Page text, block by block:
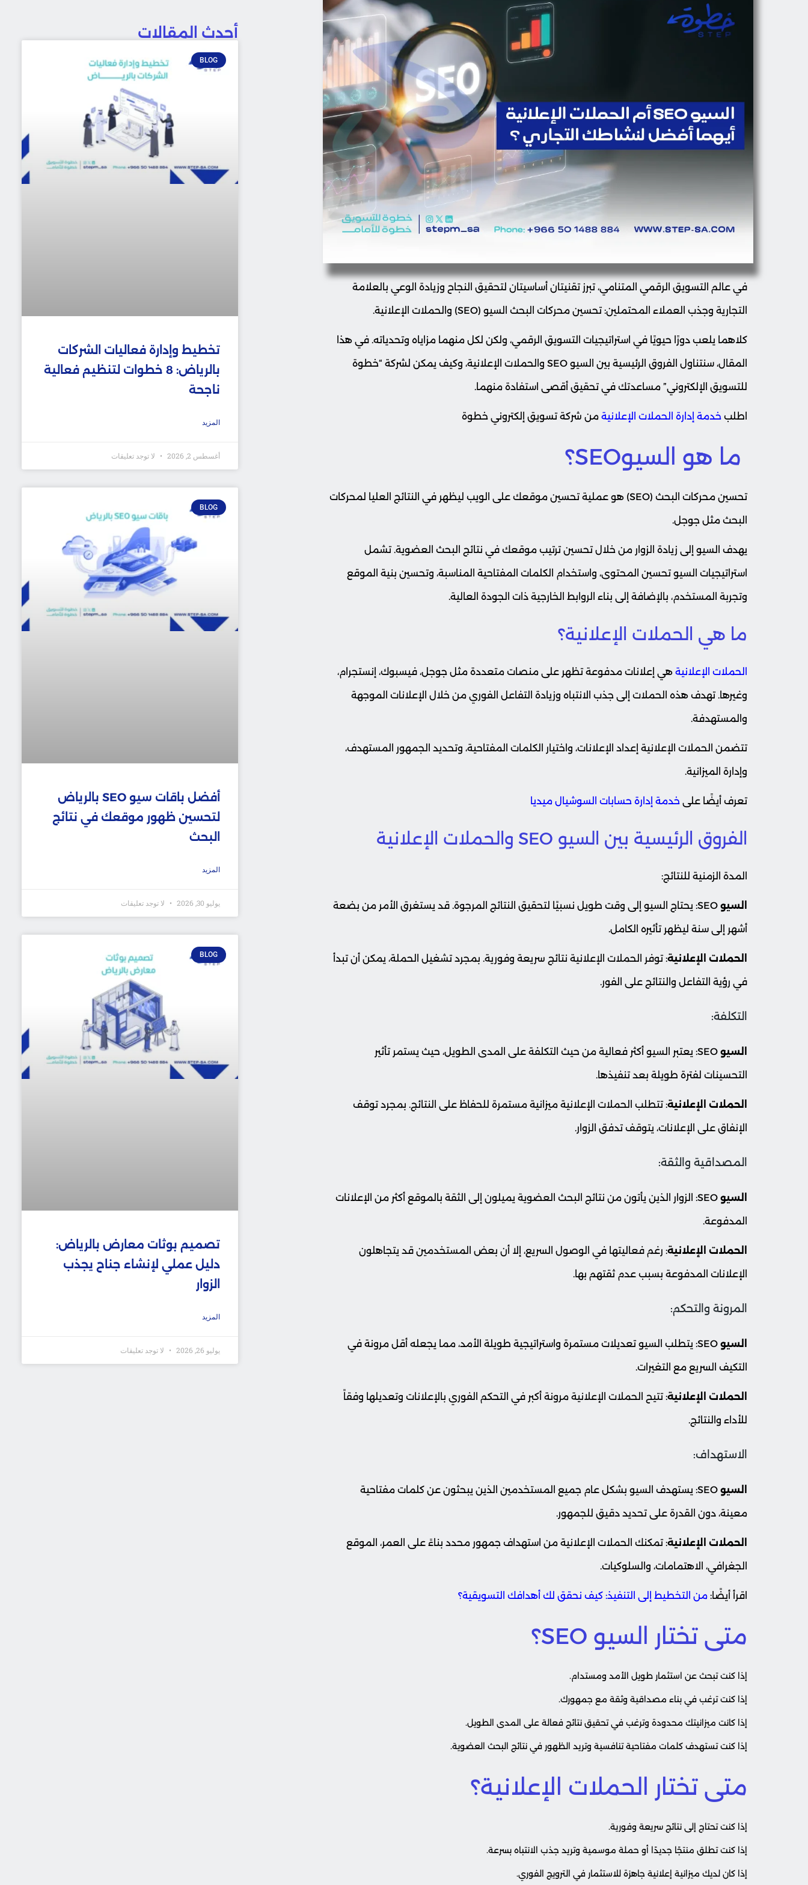
في عالم التسويق الرقمي المتنامي، تبرز تقنيتان أساسيتان لتحقيق النجاح وزيادة الوعي بالعلامة
التجارية وجذب العملاء المحتملين: تحسين محركات البحث السيو (SEO) والحملات الإعلانية.
كلاهما يلعب دورًا حيويًا في استراتيجيات التسويق الرقمي، ولكن لكل منهما مزاياه وتحدياته. في هذا
المقال، سنتناول الفروق الرئيسية بين السيو SEO والحملات الإعلانية، وكيف يمكن لشركة “خطوة
للتسويق الإلكتروني” مساعدتك في تحقيق أقصى استفادة منهما.
اطلب خدمة إدارة الحملات الإعلانية من شركة تسويق إلكتروني خطوة
ما هو السيوSEO؟
تحسين محركات البحث (SEO) هو عملية تحسين موقعك على الويب ليظهر في النتائج العليا لمحركات
البحث مثل جوجل.
يهدف السيو إلى زيادة الزوار من خلال تحسين ترتيب موقعك في نتائج البحث العضوية. تشمل
استراتيجيات السيو تحسين المحتوى، واستخدام الكلمات المفتاحية المناسبة، وتحسين بنية الموقع
وتجربة المستخدم، بالإضافة إلى بناء الروابط الخارجية ذات الجودة العالية.
ما هي الحملات الإعلانية؟
الحملات الإعلانية هي إعلانات مدفوعة تظهر على منصات متعددة مثل جوجل، فيسبوك، إنستجرام،
وغيرها. تهدف هذه الحملات إلى جذب الانتباه وزيادة التفاعل الفوري من خلال الإعلانات الموجهة
والمستهدفة.
تتضمن الحملات الإعلانية إعداد الإعلانات، واختيار الكلمات المفتاحية، وتحديد الجمهور المستهدف،
وإدارة الميزانية.
تعرف أيضًا على خدمة إدارة حسابات السوشيال ميديا
الفروق الرئيسية بين السيو SEO والحملات الإعلانية
المدة الزمنية للنتائج:
السيو SEO: يحتاج السيو إلى وقت طويل نسبيًا لتحقيق النتائج المرجوة. قد يستغرق الأمر من بضعة
أشهر إلى سنة ليظهر تأثيره الكامل.
الحملات الإعلانية: توفر الحملات الإعلانية نتائج سريعة وفورية. بمجرد تشغيل الحملة، يمكن أن تبدأ
في رؤية التفاعل والنتائج على الفور.
التكلفة:
السيو SEO: يعتبر السيو أكثر فعالية من حيث التكلفة على المدى الطويل، حيث يستمر تأثير
التحسينات لفترة طويلة بعد تنفيذها.
الحملات الإعلانية: تتطلب الحملات الإعلانية ميزانية مستمرة للحفاظ على النتائج. بمجرد توقف
الإنفاق على الإعلانات، يتوقف تدفق الزوار.
المصداقية والثقة:
السيو SEO: الزوار الذين يأتون من نتائج البحث العضوية يميلون إلى الثقة بالموقع أكثر من الإعلانات
المدفوعة.
الحملات الإعلانية: رغم فعاليتها في الوصول السريع، إلا أن بعض المستخدمين قد يتجاهلون
الإعلانات المدفوعة بسبب عدم ثقتهم بها.
المرونة والتحكم:
السيو SEO: يتطلب السيو تعديلات مستمرة واستراتيجية طويلة الأمد، مما يجعله أقل مرونة في
التكيف السريع مع التغيرات.
الحملات الإعلانية: تتيح الحملات الإعلانية مرونة أكبر في التحكم الفوري بالإعلانات وتعديلها وفقاً
للأداء والنتائج.
الاستهداف:
السيو SEO: يستهدف السيو بشكل عام جميع المستخدمين الذين يبحثون عن كلمات مفتاحية
معينة، دون القدرة على تحديد دقيق للجمهور.
الحملات الإعلانية: تمكنك الحملات الإعلانية من استهداف جمهور محدد بناءً على العمر، الموقع
الجغرافي، الاهتمامات، والسلوكيات.
اقرأ أيضًا: من التخطيط إلى التنفيذ: كيف نحقق لك أهدافك التسويقية؟
متى تختار السيو SEO؟
إذا كنت تبحث عن استثمار طويل الأمد ومستدام.
إذا كنت ترغب في بناء مصداقية وثقة مع جمهورك.
إذا كانت ميزانيتك محدودة وترغب في تحقيق نتائج فعالة على المدى الطويل.
إذا كنت تستهدف كلمات مفتاحية تنافسية وتريد الظهور في نتائج البحث العضوية.
متى تختار الحملات الإعلانية؟
إذا كنت تحتاج إلى نتائج سريعة وفورية.
إذا كنت تطلق منتجًا جديدًا أو حملة موسمية وتريد جذب الانتباه بسرعة.
إذا كان لديك ميزانية إعلانية جاهزة للاستثمار في الترويج الفوري.
أحدث المقالات
BLOG
تخطيط وإدارة فعاليات الشركات
بالرياض: 8 خطوات لتنظيم فعالية
ناجحة
المزيد
أغسطس 2, 2026 لا توجد تعليقات
BLOG
أفضل باقات سيو SEO بالرياض
لتحسين ظهور موقعك في نتائج
البحث
المزيد
يوليو 30, 2026 لا توجد تعليقات
BLOG
تصميم بوثات معارض بالرياض:
دليل عملي لإنشاء جناح يجذب
الزوار
المزيد
يوليو 26, 2026 لا توجد تعليقات